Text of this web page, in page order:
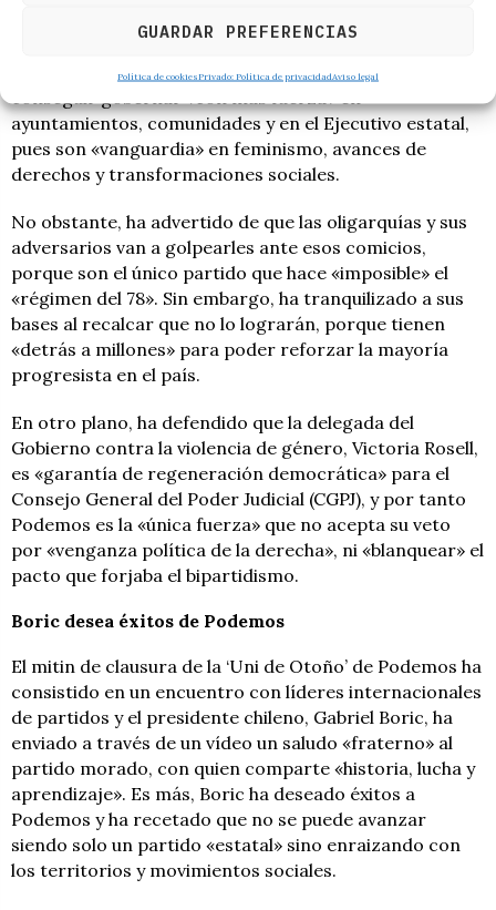
GUARDAR PREFERENCIAS
Política de cookiesPrivado: Política de privacidadAviso legal
«audacia» saldrán al nuevo ciclo electoral para
ayuntamientos, comunidades y en el Ejecutivo estatal,
pues son «vanguardia» en feminismo, avances de
derechos y transformaciones sociales.
No obstante, ha advertido de que las oligarquías y sus
adversarios van a golpearles ante esos comicios,
porque son el único partido que hace «imposible» el
«régimen del 78». Sin embargo, ha tranquilizado a sus
bases al recalcar que no lo lograrán, porque tienen
«detrás a millones» para poder reforzar la mayoría
progresista en el país.
En otro plano, ha defendido que la delegada del
Gobierno contra la violencia de género, Victoria Rosell,
es «garantía de regeneración democrática» para el
Consejo General del Poder Judicial (CGPJ), y por tanto
Podemos es la «única fuerza» que no acepta su veto
por «venganza política de la derecha», ni «blanquear» el
pacto que forjaba el bipartidismo.
Boric desea éxitos de Podemos
El mitin de clausura de la ‘Uni de Otoño’ de Podemos ha
consistido en un encuentro con líderes internacionales
de partidos y el presidente chileno, Gabriel Boric, ha
enviado a través de un vídeo un saludo «fraterno» al
partido morado, con quien comparte «historia, lucha y
aprendizaje». Es más, Boric ha deseado éxitos a
Podemos y ha recetado que no se puede avanzar
siendo solo un partido «estatal» sino enraizando con
los territorios y movimientos sociales.